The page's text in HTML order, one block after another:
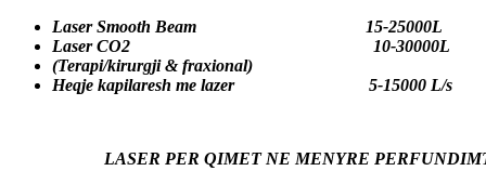
Laser Smooth Beam 15-25000L
Laser CO2 10-30000L
(Terapi/kirurgji & fraxional)
Heqje kapilaresh me lazer 5-15000 L/s
LASER PER QIMET NE MENYRE